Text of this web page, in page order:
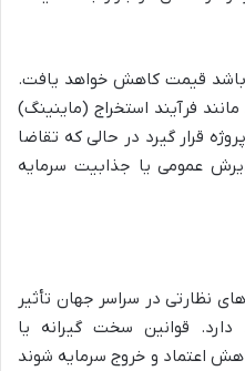
باشد قیمت کاهش خواهد یافت.
فرآیند استخراج (ماینینگ)
قرار گیرد در حالی که تقاضا
عمومی یا جذابیت سرمایه
نظارتی در سراسر جهان تأثیر
دارد. قوانین سخت گیرانه یا
اعتماد و خروج سرمایه شوند